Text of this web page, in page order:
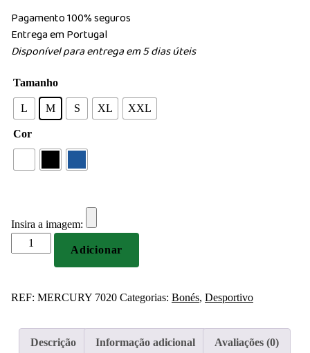
Pagamento 100% seguros
Entrega em Portugal
Disponível para entrega em 5 dias úteis
Tamanho
L M S XL XXL
Cor
Insira a imagem:
Quantidade
de
painéis
Adicionar
REF: MERCURY 7020 Categorias: Bonés, Desportivo
Descrição Informação adicional Avaliações (0)